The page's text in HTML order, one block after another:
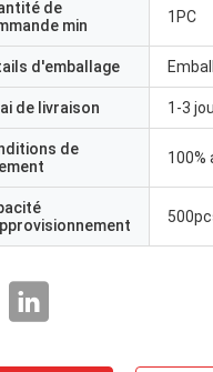
de
min
1PC
d'emballage
de livraison 1-3
de
100%